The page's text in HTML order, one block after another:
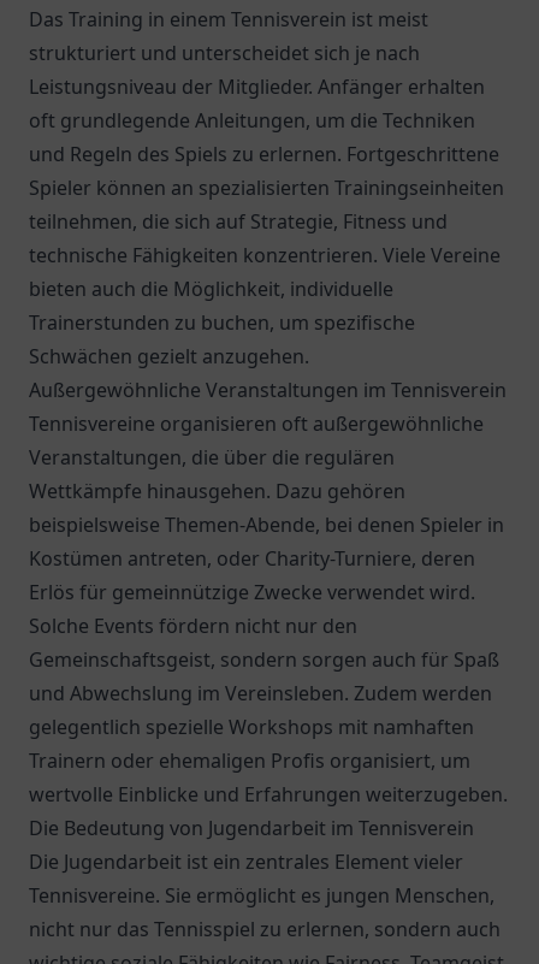
Das Training in einem Tennisverein ist meist
strukturiert und unterscheidet sich je nach
Leistungsniveau der Mitglieder. Anfänger erhalten
oft grundlegende Anleitungen, um die Techniken
und Regeln des Spiels zu erlernen. Fortgeschrittene
Spieler können an spezialisierten Trainingseinheiten
teilnehmen, die sich auf Strategie, Fitness und
technische Fähigkeiten konzentrieren. Viele Vereine
bieten auch die Möglichkeit, individuelle
Trainerstunden zu buchen, um spezifische
Schwächen gezielt anzugehen.
Außergewöhnliche Veranstaltungen im Tennisverein
Tennisvereine organisieren oft außergewöhnliche
Veranstaltungen, die über die regulären
Wettkämpfe hinausgehen. Dazu gehören
beispielsweise Themen-Abende, bei denen Spieler in
Kostümen antreten, oder Charity-Turniere, deren
Erlös für gemeinnützige Zwecke verwendet wird.
Solche Events fördern nicht nur den
Gemeinschaftsgeist, sondern sorgen auch für Spaß
und Abwechslung im Vereinsleben. Zudem werden
gelegentlich spezielle Workshops mit namhaften
Trainern oder ehemaligen Profis organisiert, um
wertvolle Einblicke und Erfahrungen weiterzugeben.
Die Bedeutung von Jugendarbeit im Tennisverein
Die Jugendarbeit ist ein zentrales Element vieler
Tennisvereine. Sie ermöglicht es jungen Menschen,
nicht nur das Tennisspiel zu erlernen, sondern auch